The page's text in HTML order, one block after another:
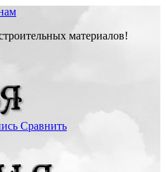
материалов!
Сравнить